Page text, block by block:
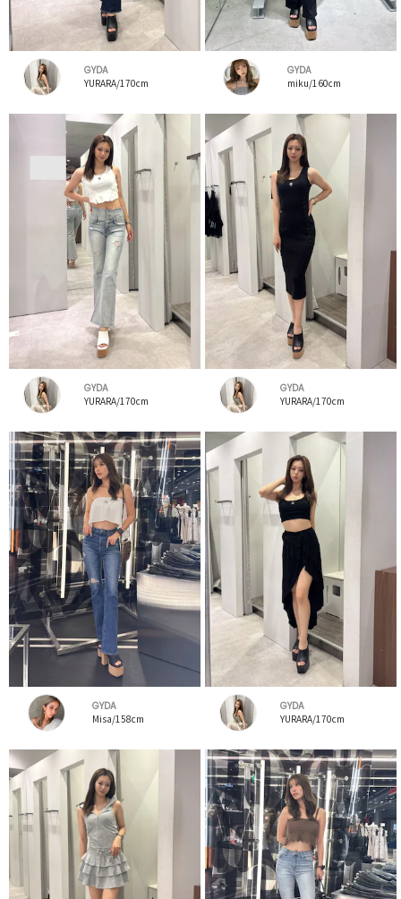
GYDA
YURARA/170cm
GYDA
miku/160cm
GYDA
YURARA/170cm
GYDA
YURARA/170cm
GYDA
Misa/158cm
GYDA
YURARA/170cm